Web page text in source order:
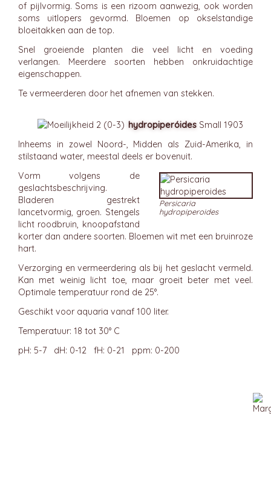
of pijlvormig. Soms is een rizoom aanwezig, ook worden
soms uitlopers gevormd. Bloemen op okselstandige
bloeitakken aan de top.
Snel groeiende planten die veel licht en voeding
verlangen. Meerdere soorten hebben onkruidachtige
eigenschappen.
Te vermeerderen door het afnemen van stekken.
hydropiperóides Small 1903
Inheems in zowel Noord-, Midden als Zuid-Amerika, in
stilstaand water, meestal deels er bovenuit.
Persicaria
hydropiperoides
Vorm volgens de
geslachtsbeschrijving.
Bladeren gestrekt
lancetvormig, groen. Stengels
licht roodbruin, knoopafstand
korter dan andere soorten. Bloemen wit met een bruinroze
hart.
Verzorging en vermeerdering als bij het geslacht vermeld.
Kan met weinig licht toe, maar groeit beter met veel.
Optimale temperatuur rond de 25°.
Geschikt voor aquaria vanaf 100 liter.
Temperatuur: 18 tot 30° C
pH: 5-7 dH: 0-12 fH: 0-21 ppm: 0-200